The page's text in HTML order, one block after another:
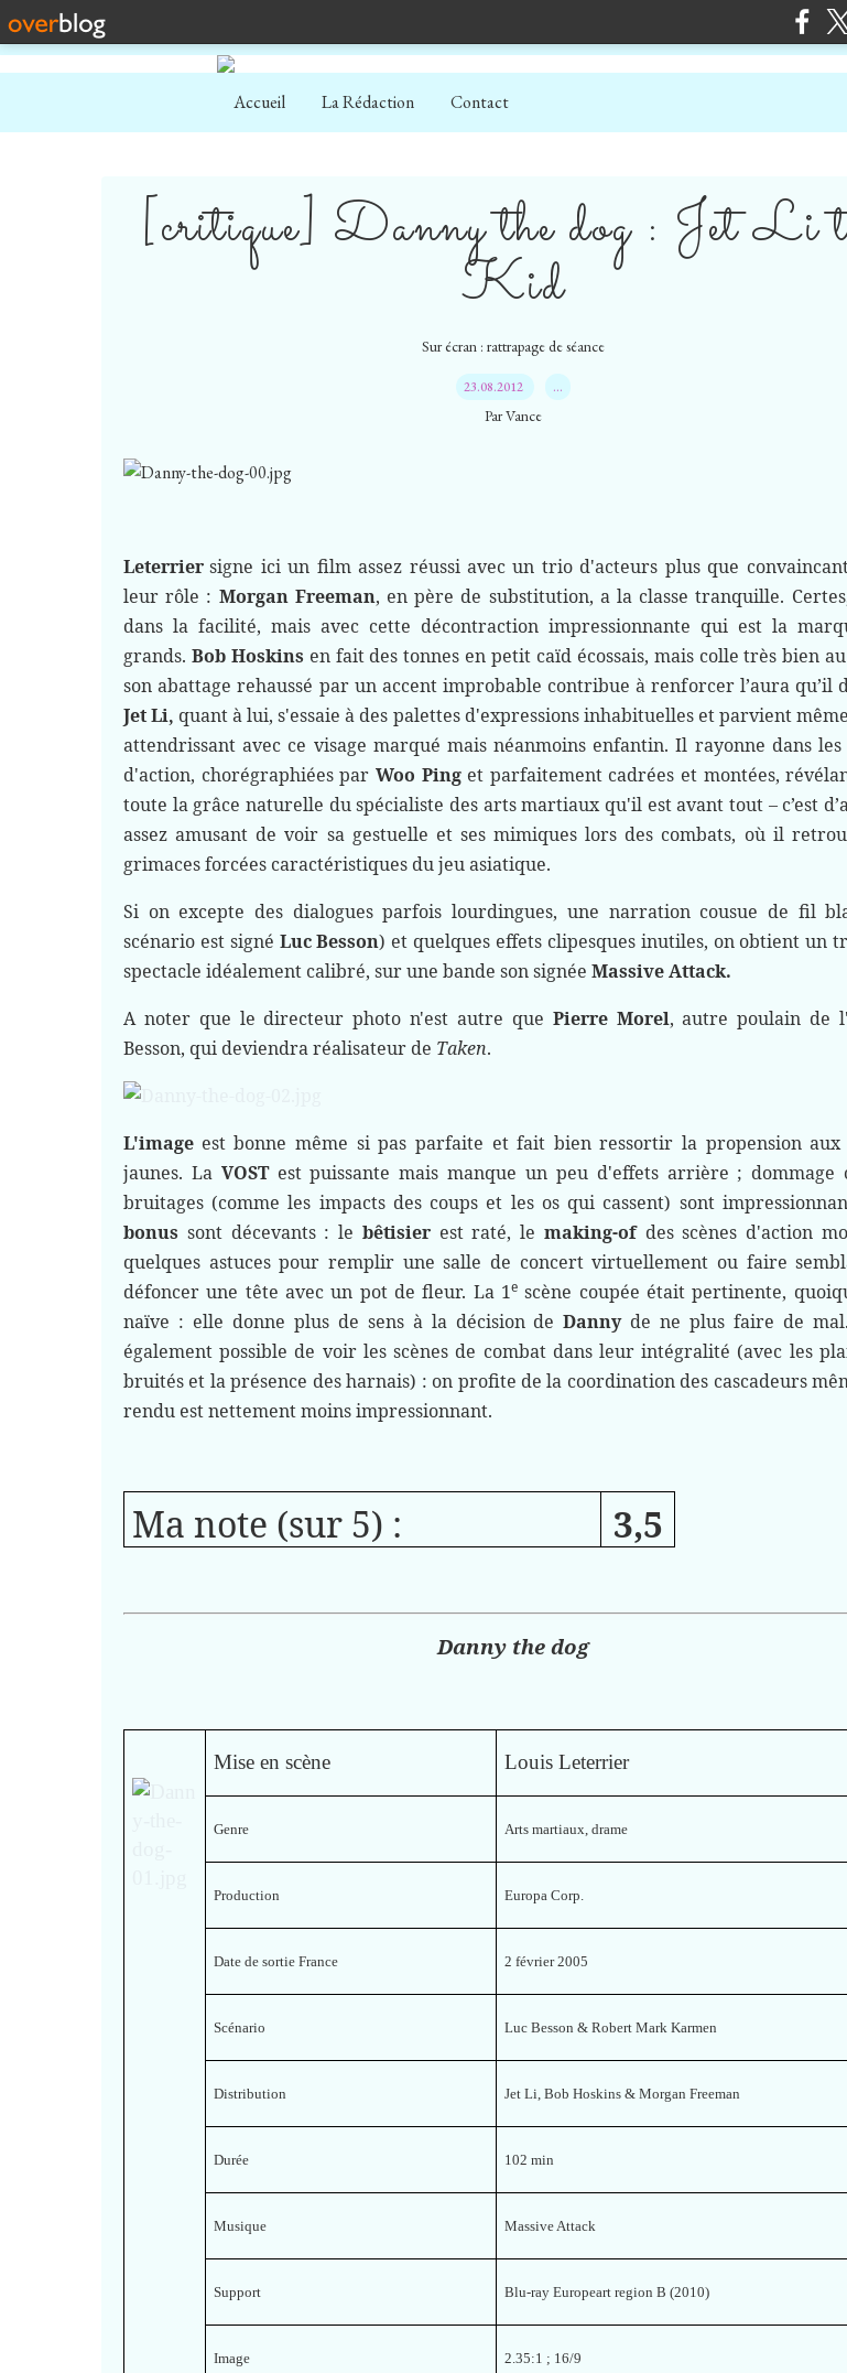
Accueil La Rédaction Contact
[critique] Danny the dog : Jet Li
Kid
Sur écran : rattrapage de séance
23.08.2012 …
Par Vance
Leterrier signe ici un film assez réussi avec un trio d'acteurs plus que
leur rôle : Morgan Freeman, en père de substitution, a la classe tranquille.
dans la facilité, mais avec cette décontraction impressionnante qui est la
grands. Bob Hoskins en fait des tonnes en petit caïd écossais, mais colle très bien
son abattage rehaussé par un accent improbable contribue à renforcer l’aura qu’il
Jet Li, quant à lui, s'essaie à des palettes d'expressions inhabituelles et parvient
attendrissant avec ce visage marqué mais néanmoins enfantin. Il rayonne dans les
d'action, chorégraphiées par Woo Pinget parfaitement cadrées et montées,
toute la grâce naturelle du spécialiste des arts martiaux qu'il est avant tout – c’est
assez amusant de voir sa gestuelle et ses mimiques lors des combats, où il
grimaces forcées caractéristiques du jeu asiatique.
Si on excepte des dialogues parfois lourdingues, une narration cousue de fil
scénario est signé Luc Besson) et quelques effets clipesques inutiles, on obtient un
spectacle idéalement calibré, sur une bande son signée Massive Attack.
A noter que le directeur photo n'est autre que Pierre Morel, autre poulain de
Besson, qui deviendra réalisateur de Taken.
L'image est bonne même si pas parfaite et fait bien ressortir la propension
jaunes. La VOSTest puissante mais manque un peu d'effets arrière ; dommage
bruitages (comme les impacts des coups et les os qui cassent) sont
bonus sont décevants : le bêtisierest raté, le making-ofdes scènes d'action
quelques astuces pour remplir une salle de concert virtuellement ou faire
défoncer une tête avec un pot de fleur. La 1e scène coupée était pertinente,
naïve : elle donne plus de sens à la décision deDannyde ne plus faire de
également possible de voir les scènes de combat dans leur intégralité (avec les
bruités et la présence des harnais) : on profite de la coordination des cascadeurs
rendu est nettement moins impressionnant.
Ma note (sur 5) : 3,5
Danny the dog
Mise en scène Louis Leterrier
Genre Arts martiaux, drame
Production Europa Corp.
Date de sortie France 2 février 2005
Scénario Luc Besson & Robert Mark Karmen
Distribution Jet Li, Bob Hoskins & Morgan Freeman
Durée 102 min
Musique Massive Attack
Support Blu-ray Europeart region B (2010)
Image 2.35:1 ; 16/9